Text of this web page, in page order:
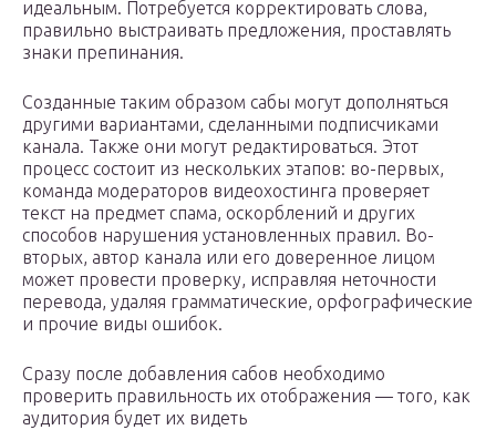
идеальным. Потребуется корректировать слова,
правильно выстраивать предложения, проставлять
знаки препинания.
Созданные таким образом сабы могут дополняться
другими вариантами, сделанными подписчиками
канала. Также они могут редактироваться. Этот
процесс состоит из нескольких этапов: во-первых,
команда модераторов видеохостинга проверяет
текст на предмет спама, оскорблений и других
способов нарушения установленных правил. Во-
вторых, автор канала или его доверенное лицом
может провести проверку, исправляя неточности
перевода, удаляя грамматические, орфографические
и прочие виды ошибок.
Сразу после добавления сабов необходимо
проверить правильность их отображения — того, как
аудитория будет их видеть